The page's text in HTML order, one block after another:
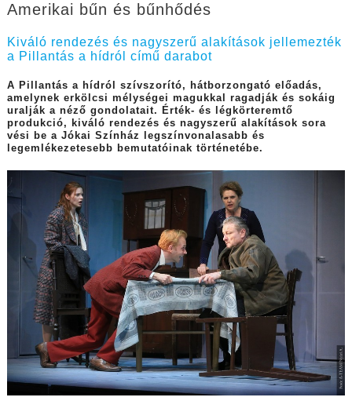
Amerikai bűn és bűnhődés
Kiváló rendezés és nagyszerű alakítások jellemezték
a Pillantás a hídról című darabot
A Pillantás a hídról szívszorító, hátborzongató előadás,
amelynek erkölcsi mélységei magukkal ragadják és sokáig
uralják a néző gondolatait. Érték- és légkörteremtő
produkció, kiváló rendezés és nagyszerű alakítások sora
vési be a Jókai Színház legszínvonalasabb és
legemlékezetesebb bemutatóinak történetébe.